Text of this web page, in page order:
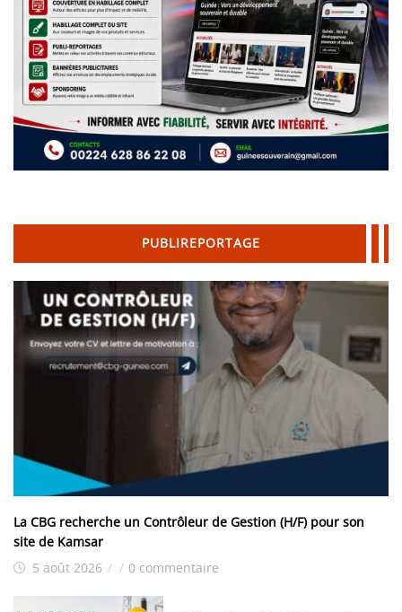
PUBLIREPORTAGE
La CBG recherche un Contrôleur de Gestion (H/F) pour son
site de Kamsar
5 août 2026 / / 0 commentaire